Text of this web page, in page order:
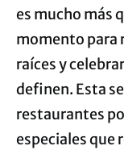
es mucho más
momento para
raíces y
definen. Esta
restaurantes
especiales que